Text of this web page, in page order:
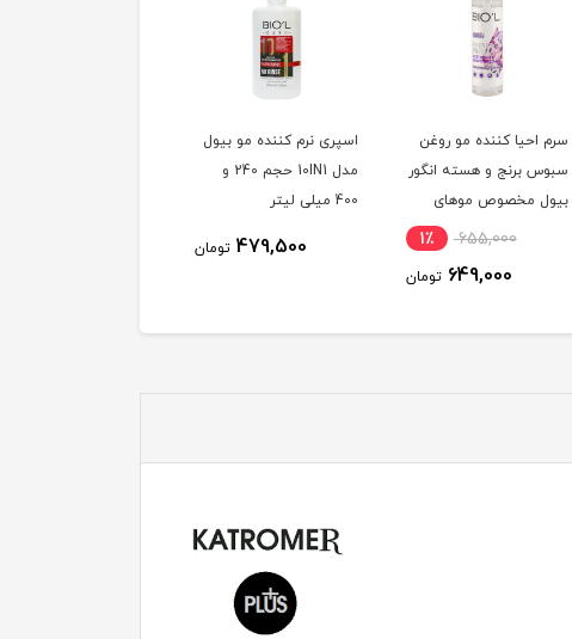
سرم احیا کننده مو روغن
سبوس برنج و هسته انگور
بیول مخصوص موهای
رنگ شده و آسیب دیده
655,000 1٪
649,000 تومان
اسپری نرم کننده مو بیول
مدل 10IN1 حجم 240 و
400 میلی لیتر
479,500 تومان